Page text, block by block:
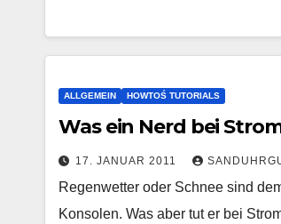
ALLGEMEIN HOWTOŚ TUTORIALS
Was ein Nerd bei
17. JANUAR 2011
Regenwetter oder Schnee sind
Konsolen. Was aber tut er bei